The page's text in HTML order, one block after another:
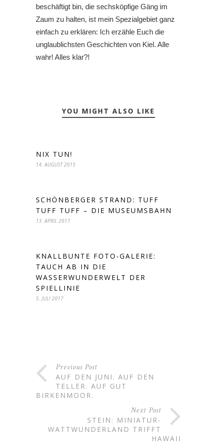
beschäftigt bin, die sechsköpfige Gäng im
Zaum zu halten, ist mein Spezialgebiet ganz
einfach zu erklären: Ich erzähle Euch die
unglaublichsten Geschichten von Kiel. Alle
wahr! Alles klar?!
YOU MIGHT ALSO LIKE
NIX TUN!
14. AUGUST 2015
SCHÖNBERGER STRAND: TUFF
TUFF TUFF – DIE MUSEUMSBAHN
13. APRIL 2017
KNALLBUNTE FOTO-GALERIE:
TAUCH AB IN DIE
WASSERWUNDERWELT DER
SPIELLINIE
5. JULI 2017
Previous Post
AUF DEN JUNI. AUF DEN
TELLER. AUF GUT
BIRKENMOOR.
Next Post
STEIN: MINIATUR-
WATTWUNDERLAND TRIFFT
HAWAII